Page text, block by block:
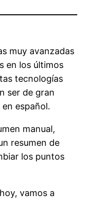
muy avanzadas
en los últimos
tecnologías
ser de gran
español.
manual,
resumen de
los puntos
vamos a